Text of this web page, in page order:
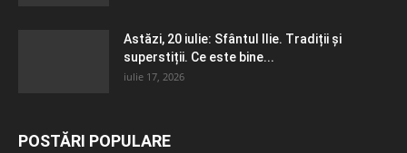
Astăzi, 20 iulie: Sfântul Ilie. Tradiții și
superstiții. Ce este bine...
iulie 17, 2026
POSTĂRI POPULARE